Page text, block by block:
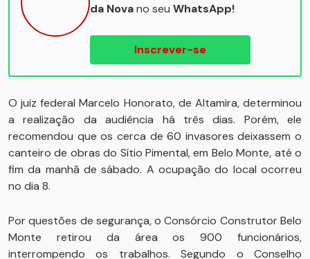
da Novano seu WhatsApp!
Inscrever-se
O juiz federal Marcelo Honorato, de Altamira, determinou
a realização da audiência há três dias. Porém, ele
recomendou que os cerca de 60 invasores deixassem o
canteiro de obras do Sítio Pimental, em Belo Monte, até o
fim da manhã de sábado. A ocupação do local ocorreu
no dia 8.
Por questões de segurança, o Consórcio Construtor Belo
Monte retirou da área os 900 funcionários,
interrompendo os trabalhos. Segundo o Conselho